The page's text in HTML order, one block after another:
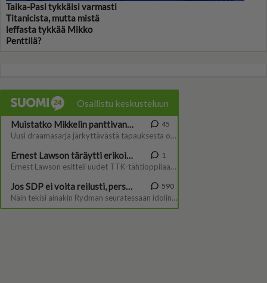
Taika-Pasi tykkäisi varmasti
Titanicista, mutta mistä
leffasta tykkää Mikko
Penttilä?